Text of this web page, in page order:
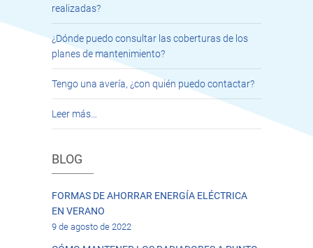
realizadas?
¿Dónde puedo consultar las coberturas de los
planes de mantenimiento?
Tengo una avería, ¿con quién puedo contactar?
Leer más…
BLOG
FORMAS DE AHORRAR ENERGÍA ELÉCTRICA
EN VERANO
9 de agosto de 2022